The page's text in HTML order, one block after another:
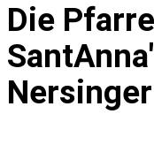
Die